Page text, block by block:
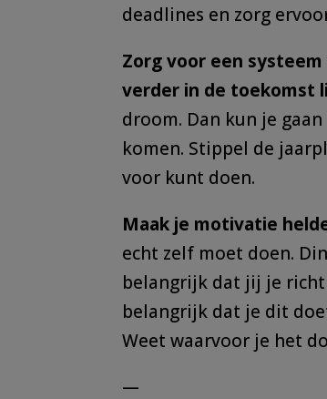
deadlines en zorg
Zorg voor een
verder in de toekomst
droom. Dan kun je
komen. Stippel de
voor kunt doen.
Maak je motivatie
echt zelf moet doen.
belangrijk dat jij je richt
belangrijk dat je dit
Weet waarvoor je het
—